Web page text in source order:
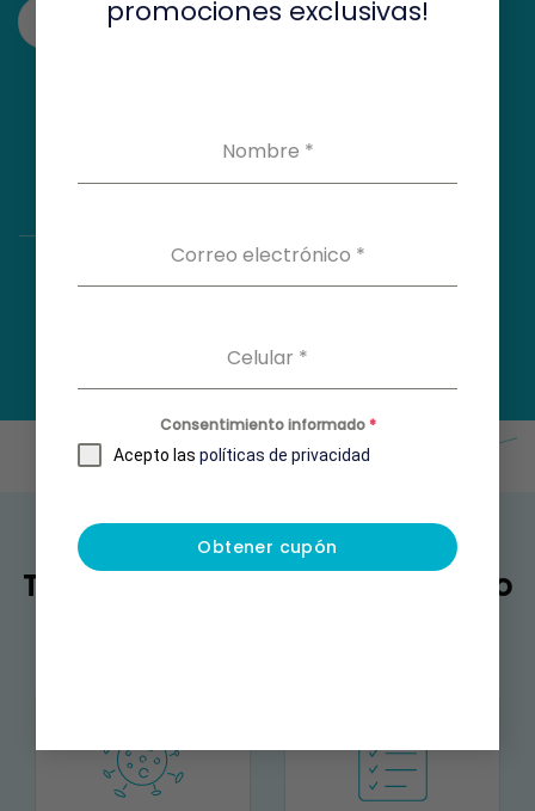
promociones exclusivas!
Nombre *
Correo electrónico *
Celular *
Consentimiento informado*
Acepto las políticas de privacidad
Obtener cupón
Ver en el mapa
También puedes estar buscando